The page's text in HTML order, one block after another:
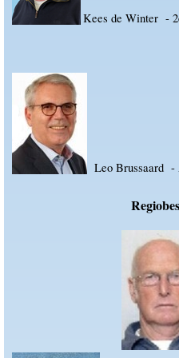
Kees de Winter -
Leo Brussaard -